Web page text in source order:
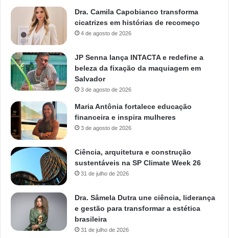
Dra. Camila Capobianco transforma
cicatrizes em histórias de recomeço
4 de agosto de 2026
JP Senna lança INTACTA e redefine a
beleza da fixação da maquiagem em
Salvador
3 de agosto de 2026
Maria Antônia fortalece educação
financeira e inspira mulheres
3 de agosto de 2026
Ciência, arquitetura e construção
sustentáveis na SP Climate Week 26
31 de julho de 2026
Dra. Sâmela Dutra une ciência, liderança
e gestão para transformar a estética
brasileira
31 de julho de 2026